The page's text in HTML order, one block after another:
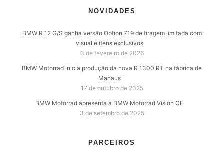
NOVIDADES
BMW R 12 G/S ganha versão Option 719 de tiragem limitada com
visual e itens exclusivos
3 de fevereiro de 2026
BMW Motorrad inicia produção da nova R 1300 RT na fábrica de
Manaus
17 de outubro de 2025
BMW Motorrad apresenta a BMW Motorrad Vision CE
3 de setembro de 2025
PARCEIROS